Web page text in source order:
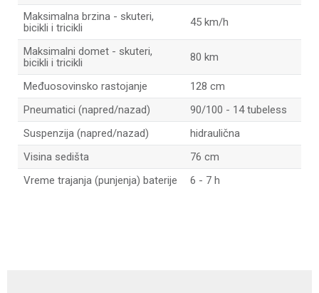
Maksimalna brzina - skuteri,
bicikli i tricikli
45 km/h
Maksimalni domet - skuteri,
bicikli i tricikli
80 km
Međuosovinsko rastojanje
128 cm
Pneumatici (napred/nazad)
90/100 - 14 tubeless
Suspenzija (napred/nazad)
hidraulična
Visina sedišta
76 cm
Vreme trajanja (punjenja) baterije
6 - 7 h